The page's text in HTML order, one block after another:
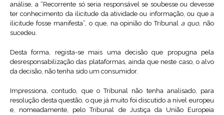
análise, a “Recorrente só seria responsável se soubesse ou devesse
ter conhecimento da ilicitude da atividade ou informação, ou que a
ilicitude fosse manifesta”, o que, na opinião do Tribunala quo, não
sucedeu.
Desta forma, regista-se mais uma decisão que propugna pela
desresponsabilização das plataformas, ainda que neste caso, o alvo
da decisão, não tenha sido um consumidor.
Impressiona, contudo, que o Tribunal não tenha analisado, para
resolução desta questão, o que já muito foi discutido a nível europeu
e, nomeadamente, pelo Tribunal de Justiça da União Europeia